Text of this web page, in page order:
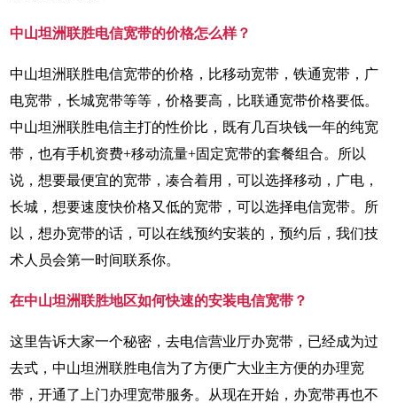
中山坦洲联胜电信宽带的价格怎么样？
中山坦洲联胜电信宽带的价格，比移动宽带，铁通宽带，广
电宽带，长城宽带等等，价格要高，比联通宽带价格要低。
中山坦洲联胜电信主打的性价比，既有几百块钱一年的纯宽
带，也有手机资费+移动流量+固定宽带的套餐组合。所以
说，想要最便宜的宽带，凑合着用，可以选择移动，广电，
长城，想要速度快价格又低的宽带，可以选择电信宽带。所
以，想办宽带的话，可以在线预约安装的，预约后，我们技
术人员会第一时间联系你。
在中山坦洲联胜地区如何快速的安装电信宽带？
这里告诉大家一个秘密，去电信营业厅办宽带，已经成为过
去式，中山坦洲联胜电信为了方便广大业主方便的办理宽
带，开通了上门办理宽带服务。从现在开始，办宽带再也不